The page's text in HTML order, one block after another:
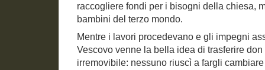
raccogliere fondi per i bisogni della chiesa,
bambini del terzo mondo.
Mentre i lavori procedevano e gli impegni
Vescovo venne la bella idea di trasferire
irremovibile: nessuno riuscì a fargli